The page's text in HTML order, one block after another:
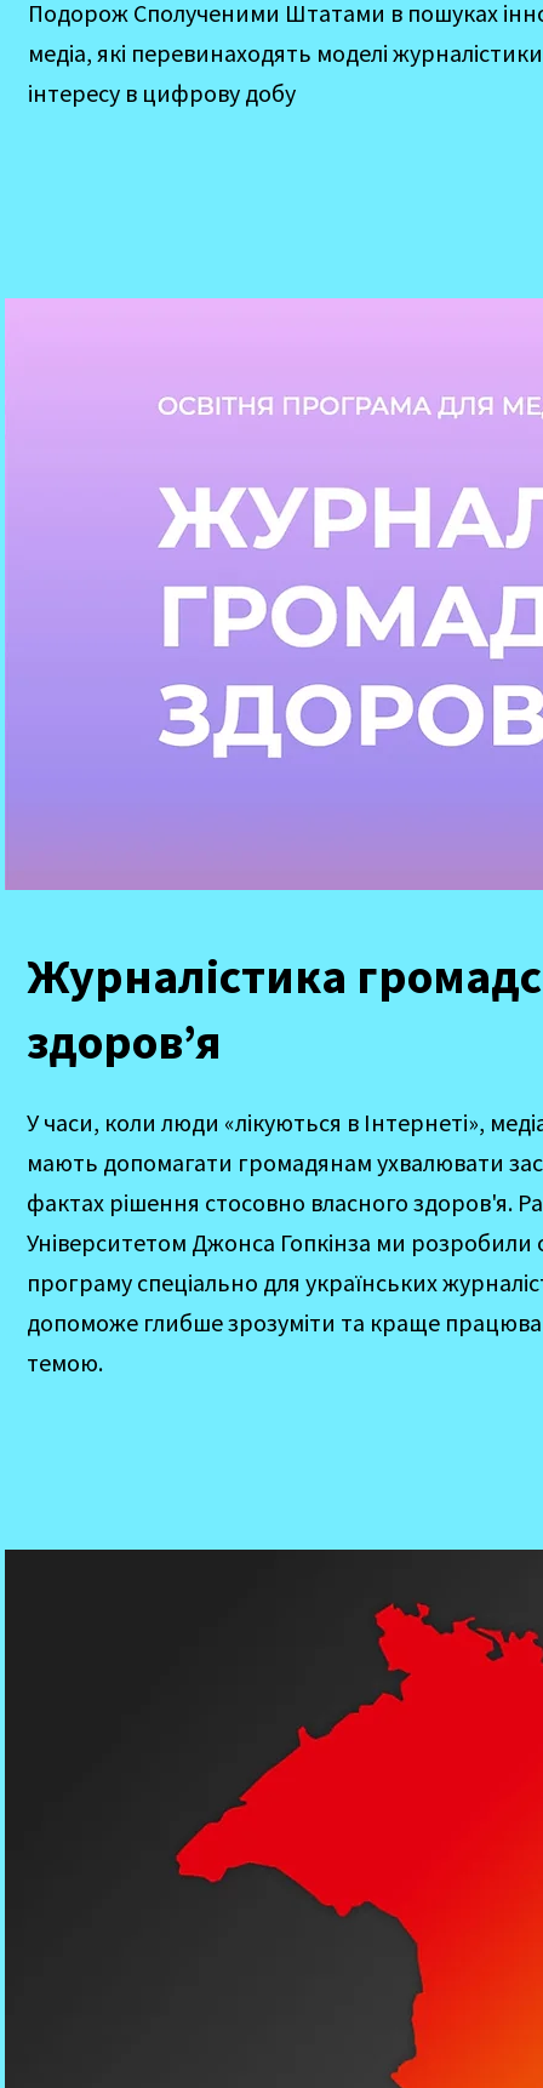
Подорож Сполученими Штатами в пошуках
медіа, які перевинаходять моделі
інтересу в цифрову добу
Журналістика
здоровʼя
У часи, коли люди «лікуються в Інтернеті»,
мають допомагати громадянам ухвалювати
фактах рішення стосовно власного здоров'я.
Університетом Джонса Гопкінза ми розробили
програму спеціально для українських
допоможе глибше зрозуміти та краще
темою.